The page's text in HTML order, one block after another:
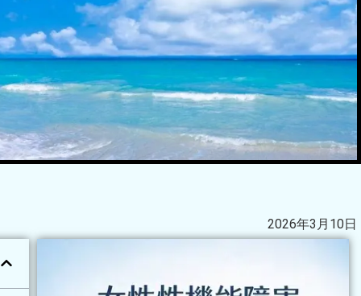
2026年3月10日